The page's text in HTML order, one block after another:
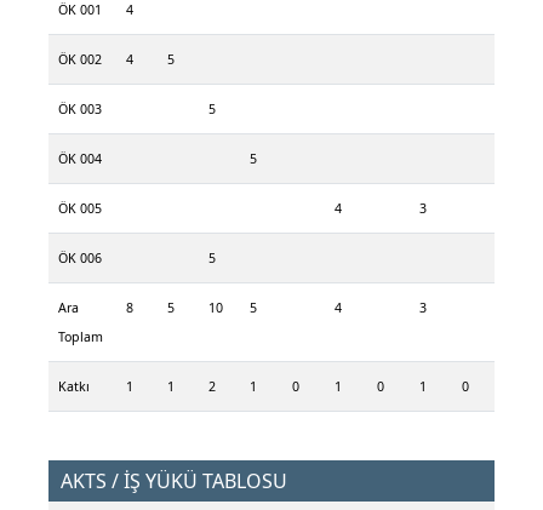
ÖK 001 4
ÖK 002 4 5
ÖK 003 5
ÖK 004 5
ÖK 005 4 3
ÖK 006 5
Ara
Toplam
8 5 10 5 4 3
Katkı 1 1 2 1 0 1 0 1 0
AKTS / İŞ YÜKÜ TABLOSU